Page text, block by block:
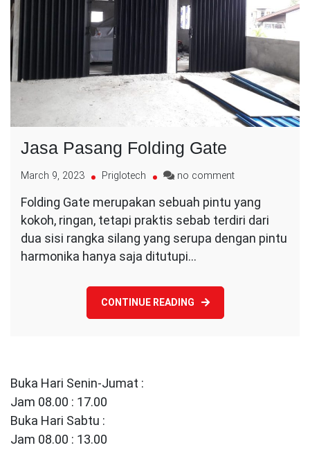
Jasa Pasang Folding Gate
March 9, 2023 Priglotech no commenton
Pasang
Folding
Gate
Folding Gate merupakan sebuah pintu yang
kokoh, ringan, tetapi praktis sebab terdiri dari
dua sisi rangka silang yang serupa dengan pintu
harmonika hanya saja ditutupi…
CONTINUE READING
Buka Hari Senin-Jumat :
Jam 08.00 : 17.00
Buka Hari Sabtu :
Jam 08.00 : 13.00